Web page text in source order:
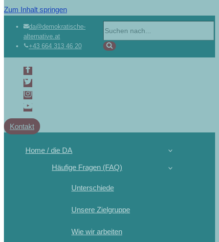
Zum Inhalt springen
da@demokratische-
alternative.at
+43 664 313 46 20
Kontakt
Home / die DA
Häufige Fragen (FAQ)
Unterschiede
Unsere Zielgruppe
Wie wir arbeiten